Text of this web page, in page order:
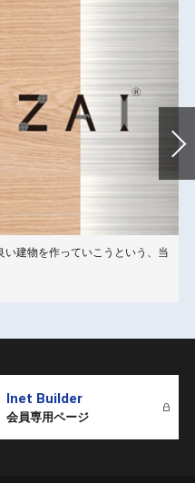
建物を作っていこうという、当
Inet Builder
会員専用ページ